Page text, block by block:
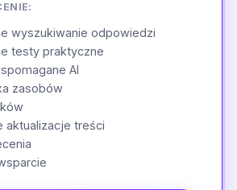
wyszukiwanie odpowiedzi
testy praktyczne
AI
zasobów
aktualizacje treści